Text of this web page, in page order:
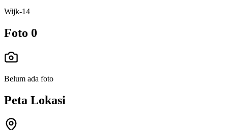
Wijk-14
Foto 0
Belum ada foto
Peta Lokasi